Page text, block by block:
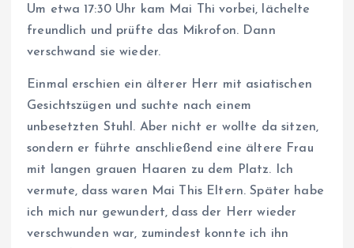
Um etwa 17:30 Uhr kam Mai Thi vorbei, lächelte
freundlich und prüfte das Mikrofon. Dann
verschwand sie wieder.
Einmal erschien ein älterer Herr mit asiatischen
Gesichtszügen und suchte nach einem
unbesetzten Stuhl. Aber nicht er wollte da sitzen,
sondern er führte anschließend eine ältere Frau
mit langen grauen Haaren zu dem Platz. Ich
vermute, dass waren Mai This Eltern. Später habe
ich mich nur gewundert, dass der Herr wieder
verschwunden war, zumindest konnte ich ihn